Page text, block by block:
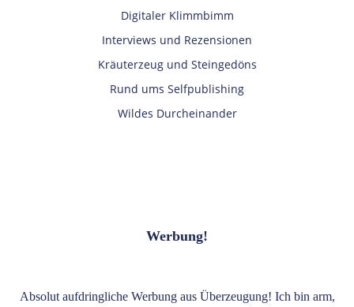
Digitaler Klimmbimm
Interviews und Rezensionen
Kräuterzeug und Steingedöns
Rund ums Selfpublishing
Wildes Durcheinander
Werbung!
Absolut aufdringliche Werbung aus Überzeugung! Ich bin arm,